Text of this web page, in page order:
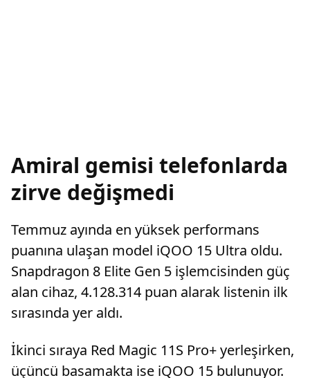
Amiral gemisi telefonlarda
zirve değişmedi
Temmuz ayında en yüksek performans
puanına ulaşan model iQOO 15 Ultra oldu.
Snapdragon 8 Elite Gen 5 işlemcisinden güç
alan cihaz, 4.128.314 puan alarak listenin ilk
sırasında yer aldı.
İkinci sıraya Red Magic 11S Pro+ yerleşirken,
üçüncü basamakta ise iQOO 15 bulunuyor.